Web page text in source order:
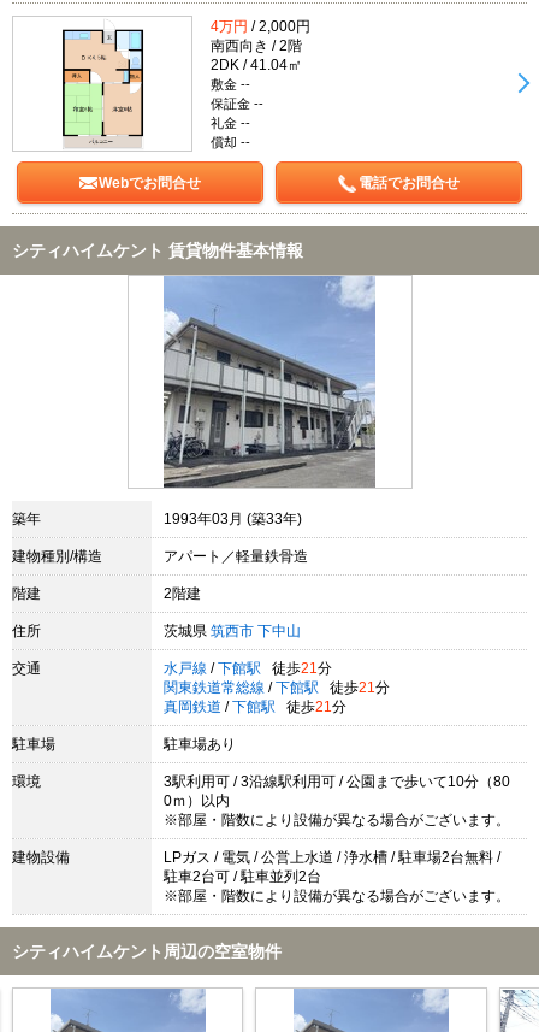
4万円 / 2,000円
南西向き / 2階
2DK / 41.04㎡
敷金 --
保証金 --
礼金 --
償却 --
Webでお問合せ 電話でお問合せ
シティハイムケント 賃貸物件基本情報
築年 1993年03月 (築33年)
建物種別/構造 アパート／軽量鉄骨造
階建 2階建
住所 茨城県 筑西市 下中山
交通 水戸線 / 下館駅 徒歩21 分
関東鉄道常総線 / 下館駅 徒歩21 分
真岡鉄道 / 下館駅 徒歩21 分
駐車場 駐車場あり
環境
3駅利用可 / 3沿線駅利用可 / 公園まで歩いて10分（80
0ｍ）以内
※部屋・階数により設備が異なる場合がございます。
建物設備
LPガス / 電気 / 公営上水道 / 浄水槽 / 駐車場2台無料 /
駐車2台可 / 駐車並列2台
※部屋・階数により設備が異なる場合がございます。
シティハイムケント周辺の空室物件